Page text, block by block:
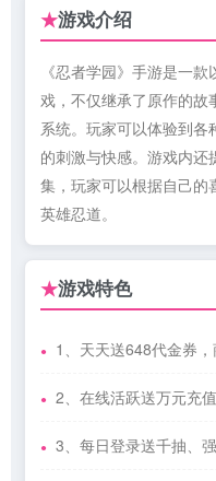
★游戏介绍
《忍者学园》手游是一
戏，不仅继承了原作的故
系统。玩家可以体验到
的刺激与快感。游戏内还
集，玩家可以根据自己的
英雄忍道。
★游戏特色
1、天天送648代金券，
2、在线活跃送万元充
3、每日登录送千抽、